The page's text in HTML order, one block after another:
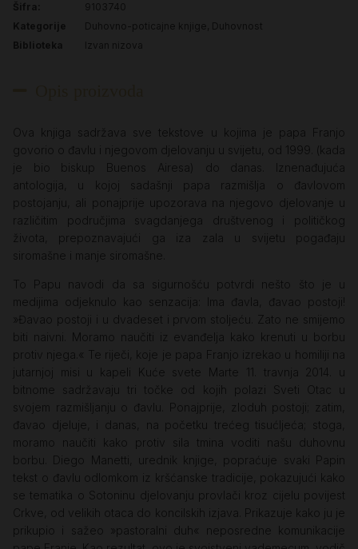
Šifra:
9103740
Kategorije
Duhovno-poticajne knjige Duhovnost
Biblioteka
Izvan nizova
Ova knjiga sadržava sve tekstove u kojima je papa Franjo
govorio o đavlu i njegovom djelovanju u svijetu, od 1999. (kada
je bio biskup Buenos Airesa) do danas. Iznenađujuća
antologija, u kojoj sadašnji papa razmišlja o đavlovom
postojanju, ali ponajprije upozorava na njegovo djelovanje u
različitim područjima svagdanjega društvenog i političkog
života, prepoznavajući ga iza zala u svijetu pogađaju
siromašne i manje siromašne.
To Papu navodi da sa sigurnošću potvrdi nešto što je u
medijima odjeknulo kao senzacija: Ima đavla, đavao postoji!
»Đavao postoji i u dvadeset i prvom stoljeću. Zato ne smijemo
biti naivni. Moramo naučiti iz evanđelja kako krenuti u borbu
protiv njega.« Te riječi, koje je papa Franjo izrekao u homiliji na
jutarnjoj misi u kapeli Kuće svete Marte 11. travnja 2014. u
bitnome sadržavaju tri točke od kojih polazi Sveti Otac u
svojem razmišljanju o đavlu. Ponajprije, zloduh postoji; zatim,
đavao djeluje, i danas, na početku trećeg tisućljeća; stoga,
moramo naučiti kako protiv sila tmina voditi našu duhovnu
borbu. Diego Manetti, urednik knjige, popraćuje svaki Papin
tekst o đavlu odlomkom iz kršćanske tradicije, pokazujući kako
se tematika o Sotoninu djelovanju provlači kroz cijelu povijest
Crkve, od velikih otaca do koncilskih izjava. Prikazuje kako ju je
prikupio i sažeo »pastoralni duh« neposredne komunikacije